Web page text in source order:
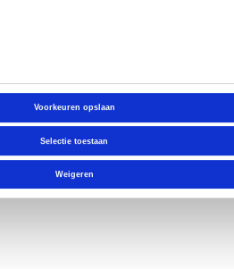
Voorkeuren opslaan
Selectie toestaan
Weigeren